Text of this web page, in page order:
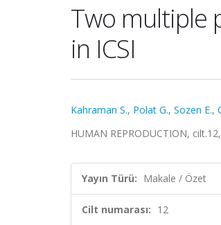
Two multiple
in ICSI
Kahraman S., Polat G., Sozen E.,
HUMAN REPRODUCTION,
Yayın Türü: Makale / Özet
Cilt numarası: 12